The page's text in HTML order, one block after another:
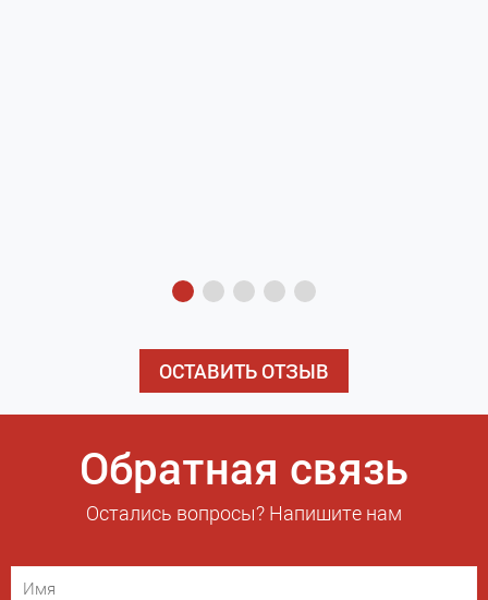
ОСТАВИТЬ ОТЗЫВ
Обратная связь
Остались вопросы? Напишите нам